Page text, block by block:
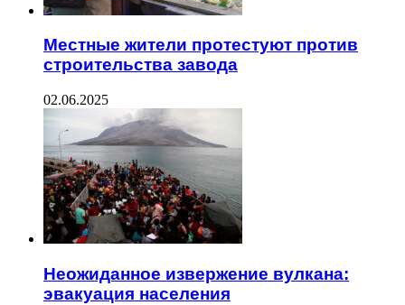
Местные жители протестуют против
строительства завода
02.06.2025
Неожиданное извержение вулкана:
эвакуация населения